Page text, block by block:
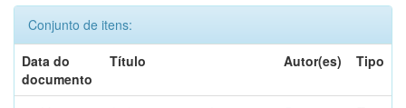
Conjunto de itens:
Data do
documento
Título Autor(es) Tipo